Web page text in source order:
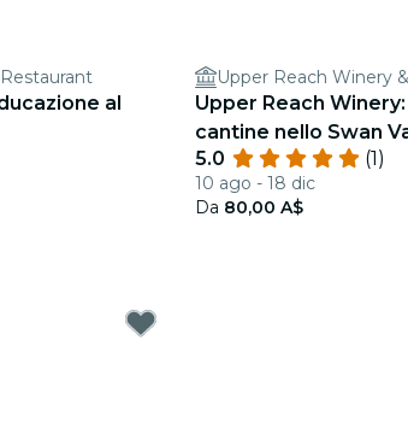
al
Upper Reach Winery
Upper Reach
cantine nello Swan
5.0
(1)
10 ago - 18 dic
Da 80,00 A$